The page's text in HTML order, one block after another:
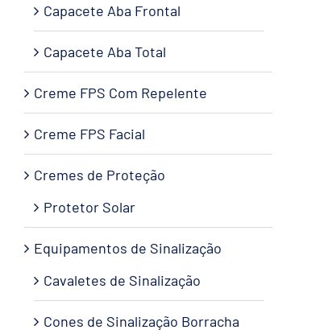
Capacete Aba Frontal
Capacete Aba Total
Creme FPS Com Repelente
Creme FPS Facial
Cremes de Proteção
Protetor Solar
Equipamentos de Sinalização
Cavaletes de Sinalização
Cones de Sinalização Borracha